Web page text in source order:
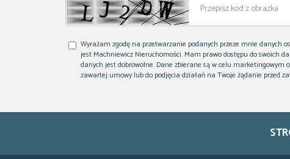
Wyrażam zgodę na przetwarzanie podanych przeze mnie danych
jest Machniewicz Nieruchomości. Mam prawo dostępu do swoich
danych jest dobrowolne. Dane zbierane są w celu
zawartej umowy lub do podjęcia działań na Twoje żądanie przed